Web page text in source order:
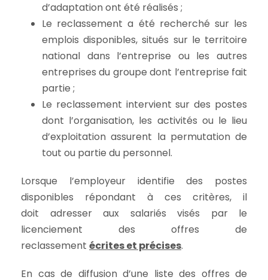
d’adaptation ont été réalisés ;
Le reclassement a été recherché sur les
emplois disponibles, situés sur le territoire
national dans l’entreprise ou les autres
entreprises du groupe dont l’entreprise fait
partie ;
Le reclassement intervient sur des postes
dont l’organisation, les activités ou le lieu
d’exploitation assurent la permutation de
tout ou partie du personnel.
Lorsque l’employeur identifie des postes
disponibles répondant à ces critères, il
doit adresser aux salariés visés par le
licenciement des offres de
reclassement écrites et précises.
En cas de diffusion d’une liste des offres de